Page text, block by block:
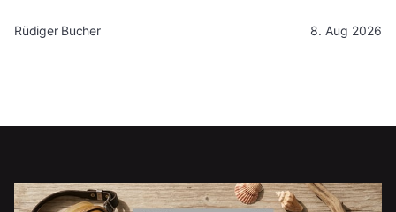
Rüdiger Bucher 8. Aug 2026